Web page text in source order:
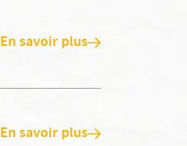
En savoir plus
En savoir plus